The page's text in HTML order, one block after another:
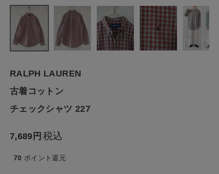
CATEGORY
ナチュラル服
ファッション雑貨
ギフト
RALPH LAUREN
古着コットン
チェックシャツ 227
7,689 税込
70 ポイント還元